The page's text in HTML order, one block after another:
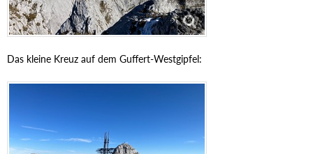
Das kleine Kreuz auf dem Guffert-Westgipfel: